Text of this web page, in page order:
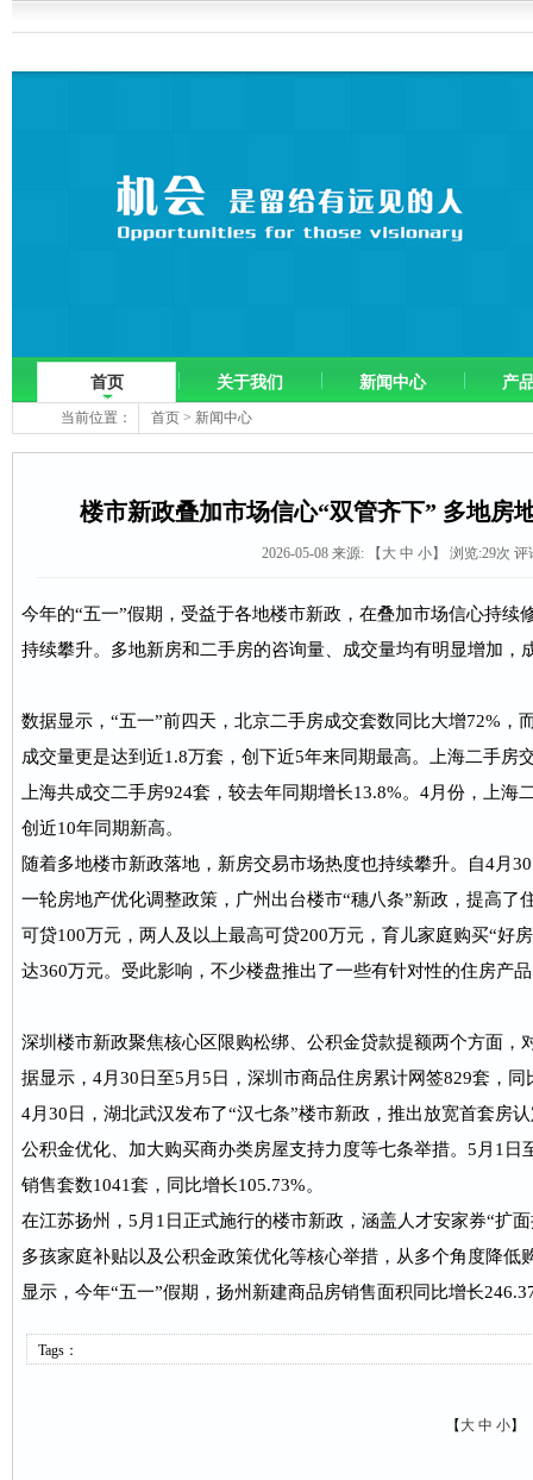
首页 关于我们 新闻中心 产
当前位置： 首页 > 新闻中心
楼市新政叠加市场信心“双管齐下” 多地房
2026-05-08 来源: 【 大 中 小】 浏览:29次 评
今年的“五一”假期，受益于各地楼市新政，在叠加市场信心持续
持续攀升。多地新房和二手房的咨询量、成交量均有明显增加，
数据显示，“五一”前四天，北京二手房成交套数同比大增72%，
成交量更是达到近1.8万套，创下近5年来同期最高。上海二手房
上海共成交二手房924套，较去年同期增长13.8%。4月份，上海
创近10年同期新高。
随着多地楼市新政落地，新房交易市场热度也持续攀升。自4月
一轮房地产优化调整政策，广州出台楼市“穗八条”新政，提高了
可贷100万元，两人及以上最高可贷200万元，育儿家庭购买“好
达360万元。受此影响，不少楼盘推出了一些有针对性的住房产
深圳楼市新政聚焦核心区限购松绑、公积金贷款提额两个方面，
据显示，4月30日至5月5日，深圳市商品住房累计网签829套，同
4月30日，湖北武汉发布了“汉七条”楼市新政，推出放宽首套房
公积金优化、加大购买商办类房屋支持力度等七条举措。5月1日
销售套数1041套，同比增长105.73%。
在江苏扬州，5月1日正式施行的楼市新政，涵盖人才安家券“扩
多孩家庭补贴以及公积金政策优化等核心举措，从多个角度降低
显示，今年“五一”假期，扬州新建商品房销售面积同比增长
Tags：
【 大 中 小】